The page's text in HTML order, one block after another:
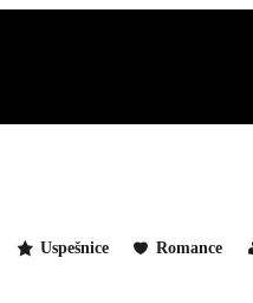
Uspešnice Romance